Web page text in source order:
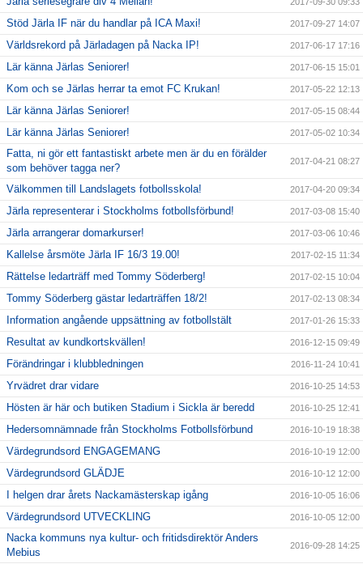
Stöd Järla IF när du handlar på ICA Maxi! 2017-09-27 14:07
Världsrekord på Järladagen på Nacka IP! 2017-06-17 17:16
Lär känna Järlas Seniorer! 2017-06-15 15:01
Kom och se Järlas herrar ta emot FC Krukan! 2017-05-22 12:13
Lär känna Järlas Seniorer! 2017-05-15 08:44
Lär känna Järlas Seniorer! 2017-05-02 10:34
Fatta, ni gör ett fantastiskt arbete men är du en förälder
som behöver tagga ner?
2017-04-21 08:27
Välkommen till Landslagets fotbollsskola! 2017-04-20 09:34
Järla representerar i Stockholms fotbollsförbund! 2017-03-08 15:40
Järla arrangerar domarkurser! 2017-03-06 10:46
Kallelse årsmöte Järla IF 16/3 19.00! 2017-02-15 11:34
Rättelse ledarträff med Tommy Söderberg! 2017-02-15 10:04
Tommy Söderberg gästar ledarträffen 18/2! 2017-02-13 08:34
Information angående uppsättning av fotbollstält 2017-01-26 15:33
Resultat av kundkortskvällen! 2016-12-15 09:49
Förändringar i klubbledningen 2016-11-24 10:41
Yrvädret drar vidare 2016-10-25 14:53
Hösten är här och butiken Stadium i Sickla är beredd 2016-10-25 12:41
Hedersomnämnade från Stockholms Fotbollsförbund 2016-10-19 18:38
Värdegrundsord ENGAGEMANG 2016-10-19 12:00
Värdegrundsord GLÄDJE 2016-10-12 12:00
I helgen drar årets Nackamästerskap igång 2016-10-05 16:06
Värdegrundsord UTVECKLING 2016-10-05 12:00
Nacka kommuns nya kultur- och fritidsdirektör Anders
Mebius
2016-09-28 14:25